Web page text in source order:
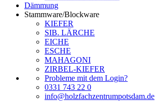
Dämmung
Stammware/Blockware
KIEFER
SIB. LÄRCHE
EICHE
ESCHE
MAHAGONI
ZIRBEL-KIEFER
Probleme mit dem Login?
0331 743 22 0
info@holzfachzentrumpotsdam.de